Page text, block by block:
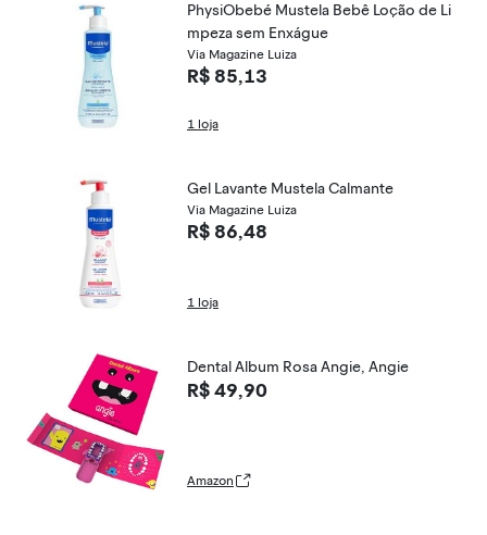
PhysiObebé Mustela Bebê Loção de Li
mpeza sem Enxágue
Via Magazine Luiza
R$ 85,13
1 loja
Gel Lavante Mustela Calmante
Via Magazine Luiza
R$ 86,48
1 loja
Dental Album Rosa Angie, Angie
R$ 49,90
Amazon